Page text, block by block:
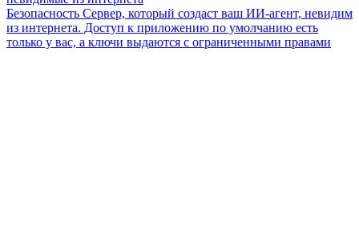
Безопасность Сервер, который создаст ваш ИИ-агент, невидим
из интернета. Доступ к приложению по умолчанию есть
только у вас, а ключи выдаются с ограниченными правами